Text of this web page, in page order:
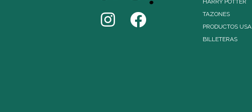
TAZONES
PRODUCTOS USA
BILLETERAS